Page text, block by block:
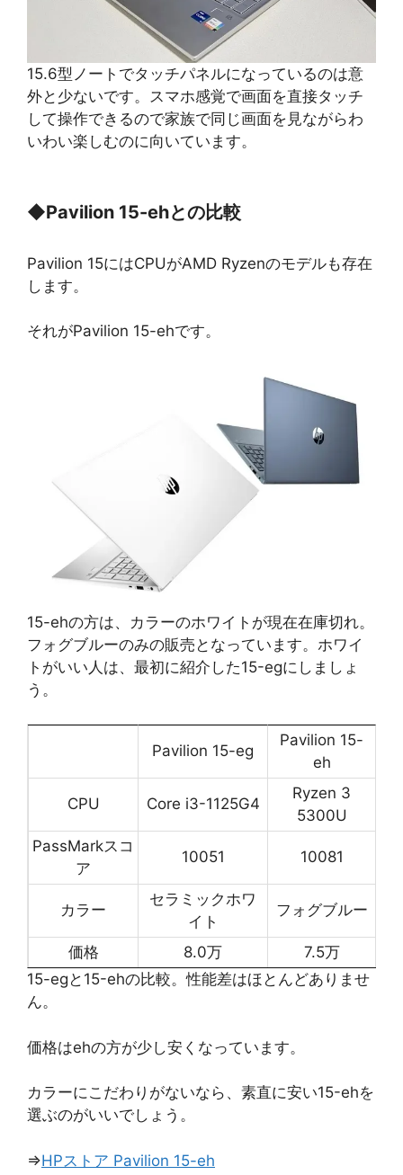
15.6型ノートでタッチパネルになっているのは意
外と少ないです。スマホ感覚で画面を直接タッチ
して操作できるので家族で同じ画面を見ながらわ
いわい楽しむのに向いています。
◆Pavilion 15-ehとの比較
Pavilion 15にはCPUがAMD Ryzenのモデルも存在
します。
それがPavilion 15-ehです。
15-ehの方は、カラーのホワイトが現在在庫切れ。
フォグブルーのみの販売となっています。ホワイ
トがいい人は、最初に紹介した15-egにしましょ
う。
Pavilion 15-eg
Pavilion 15-
eh
CPU Core i3-1125G4
Ryzen 3
5300U
PassMarkスコ
ア
10051 10081
カラー
セラミックホワ
イト
フォグブルー
価格 8.0万
7.5万
15-egと15-ehの比較。性能差はほとんどありませ
ん。
価格はehの方が少し安くなっています。
カラーにこだわりがないなら、素直に安い15-ehを
選ぶのがいいでしょう。
⇒HPストア Pavilion 15-eh